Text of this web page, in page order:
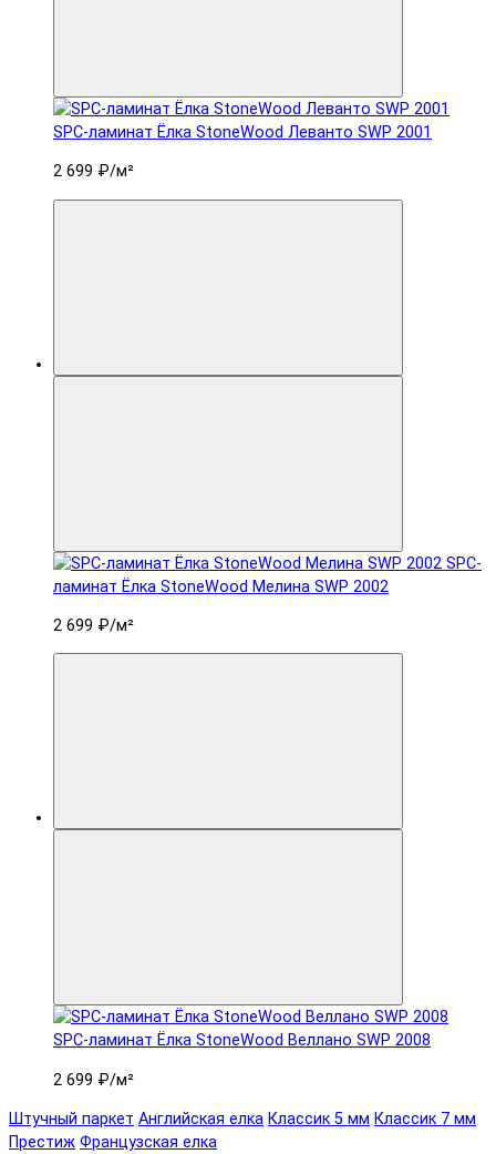
SPC-ламинат Ëлка StoneWood Леванто SWP 2001
2 699 ₽/м²
SPC-
ламинат Ëлка StoneWood Мелина SWP 2002
2 699 ₽/м²
SPC-ламинат Ëлка StoneWood Веллано SWP 2008
2 699 ₽/м²
Штучный паркет Английская елка Классик 5 мм Классик 7 мм
Престиж Французская елка